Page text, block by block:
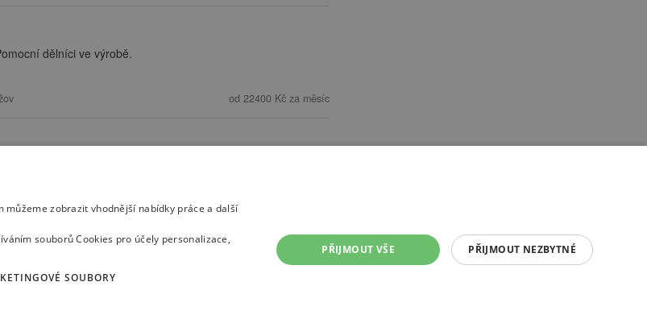
dělníci ve výrobě.
od 22400 Kč za měsíc
zobrazit vhodnější nabídky práce a další
souborů Cookies pro účely personalizace,
SOUBORY
PŘIJMOUT VŠE PŘIJMOUT NEZBYTNÉ